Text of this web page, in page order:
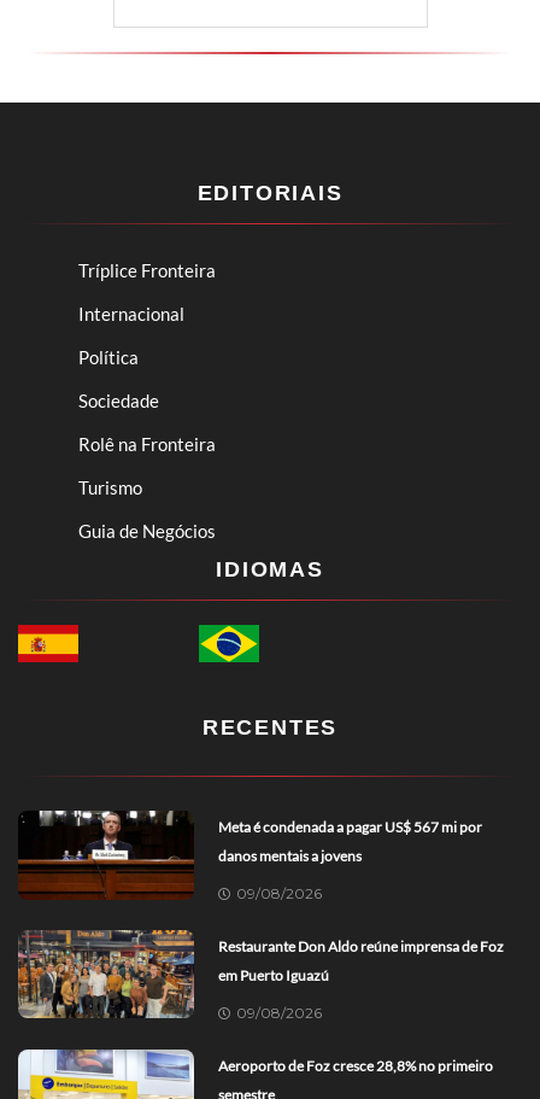
EDITORIAIS
Tríplice Fronteira
Internacional
Política
Sociedade
Rolê na Fronteira
Turismo
Guia de Negócios
IDIOMAS
RECENTES
Meta é condenada a pagar US$ 567 mi por
danos mentais a jovens
09/08/2026
Restaurante Don Aldo reúne imprensa de Foz
em Puerto Iguazú
09/08/2026
Aeroporto de Foz cresce 28,8% no primeiro
semestre